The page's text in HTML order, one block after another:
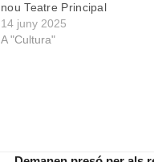
nou Teatre Principal
14 juny 2025
A "Cultura"